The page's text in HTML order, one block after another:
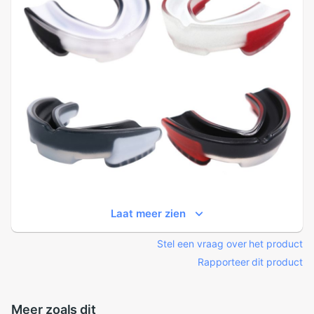
Laat meer zien
Stel een vraag over het product
Rapporteer dit product
Meer zoals dit